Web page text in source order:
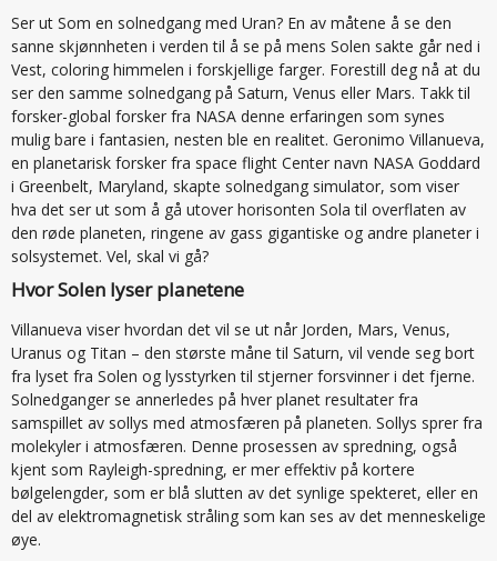
Ser ut Som en solnedgang med Uran? En av måtene å se den
sanne skjønnheten i verden til å se på mens Solen sakte går ned i
Vest, coloring himmelen i forskjellige farger. Forestill deg nå at du
ser den samme solnedgang på Saturn, Venus eller Mars. Takk til
forsker-global forsker fra NASA denne erfaringen som synes
mulig bare i fantasien, nesten ble en realitet. Geronimo Villanueva,
en planetarisk forsker fra space flight Center navn NASA Goddard
i Greenbelt, Maryland, skapte solnedgang simulator, som viser
hva det ser ut som å gå utover horisonten Sola til overflaten av
den røde planeten, ringene av gass gigantiske og andre planeter i
solsystemet. Vel, skal vi gå?
Hvor Solen lyser planetene
Villanueva viser hvordan det vil se ut når Jorden, Mars, Venus,
Uranus og Titan – den største måne til Saturn, vil vende seg bort
fra lyset fra Solen og lysstyrken til stjerner forsvinner i det fjerne.
Solnedganger se annerledes på hver planet resultater fra
samspillet av sollys med atmosfæren på planeten. Sollys sprer fra
molekyler i atmosfæren. Denne prosessen av spredning, også
kjent som Rayleigh-spredning, er mer effektiv på kortere
bølgelengder, som er blå slutten av det synlige spekteret, eller en
del av elektromagnetisk stråling som kan ses av det menneskelige
øye.